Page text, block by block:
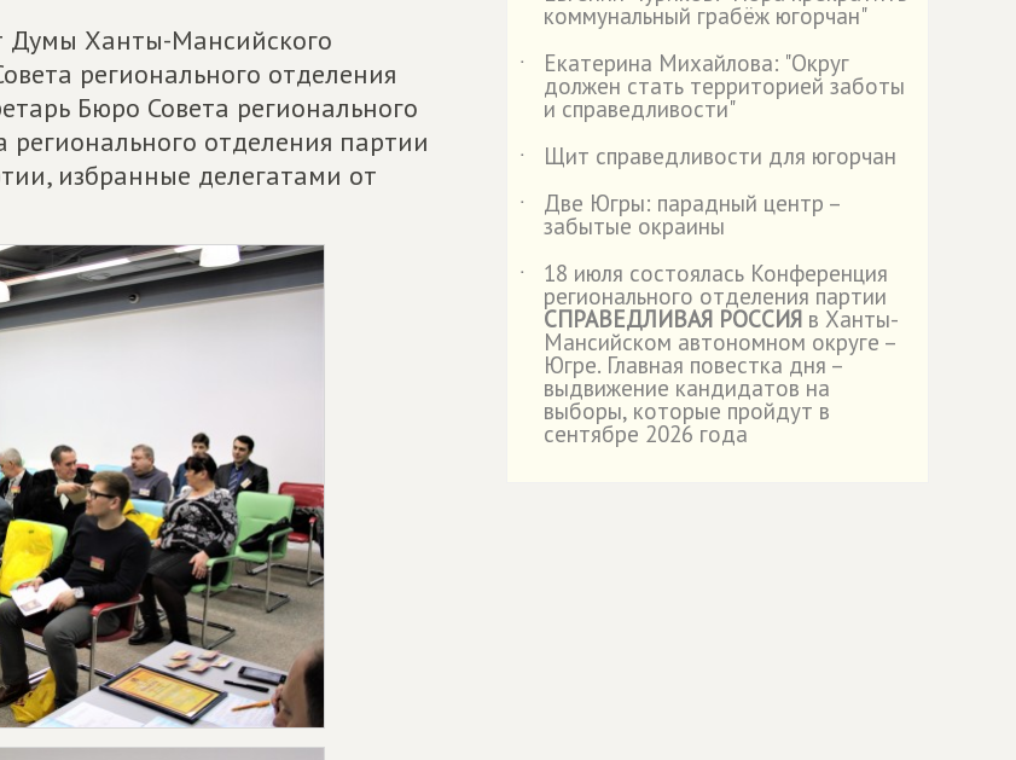
Думы Ханты-Мансийского
регионального отделения
Бюро Совета регионального
отделения партии
избранные делегатами от
коммунальный грабёж югорчан"
˙
Екатерина Михайлова: "Округ
должен стать территорией заботы
и справедливости"
˙
Щит справедливости для югорчан
˙
Две Югры: парадный центр –
забытые окраины
˙
18 июля состоялась Конференция
регионального отделения партии
СПРАВЕДЛИВАЯ РОССИЯ в Ханты-
Мансийском автономном округе –
Югре. Главная повестка дня –
выдвижение кандидатов на
выборы, которые пройдут в
сентябре 2026 года